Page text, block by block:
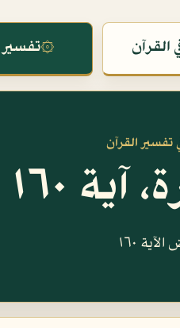
القرآن ۞تفسير
القرآن
١٦٠
١٦٠